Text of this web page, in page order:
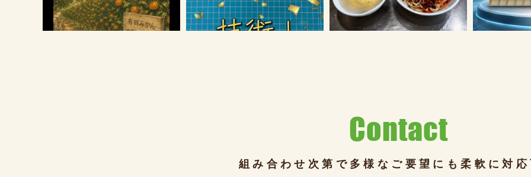
Contact
組み合わせ次第で多様な ご要望にも柔軟に対